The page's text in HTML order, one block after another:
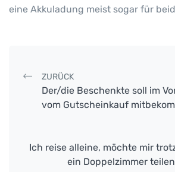
eine Akkuladung meist sogar für
Post navigation
ZURÜCK
Der/die Beschenkte soll im
vom Gutscheinkauf
Ich reise alleine, möchte mir
ein Doppelzimmer